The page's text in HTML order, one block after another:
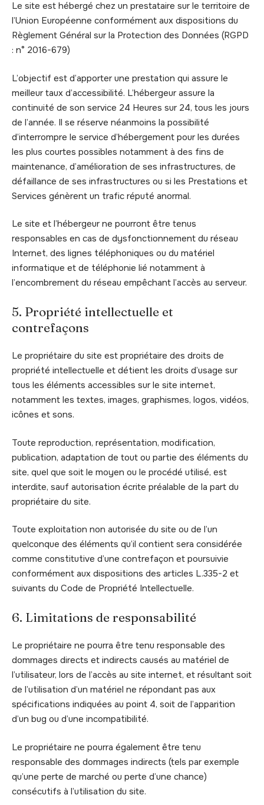
Le site est hébergé chez un prestataire sur le territoire de
l’Union Européenne conformément aux dispositions du
Règlement Général sur la Protection des Données (RGPD
: n° 2016-679)
L’objectif est d’apporter une prestation qui assure le
meilleur taux d’accessibilité. L’hébergeur assure la
continuité de son service 24 Heures sur 24, tous les jours
de l’année. Il se réserve néanmoins la possibilité
d’interrompre le service d’hébergement pour les durées
les plus courtes possibles notamment à des fins de
maintenance, d’amélioration de ses infrastructures, de
défaillance de ses infrastructures ou si les Prestations et
Services génèrent un trafic réputé anormal.
Le site et l’hébergeur ne pourront être tenus
responsables en cas de dysfonctionnement du réseau
Internet, des lignes téléphoniques ou du matériel
informatique et de téléphonie lié notamment à
l’encombrement du réseau empêchant l’accès au serveur.
5. Propriété intellectuelle et
contrefaçons
Le propriétaire du site est propriétaire des droits de
propriété intellectuelle et détient les droits d’usage sur
tous les éléments accessibles sur le site internet,
notamment les textes, images, graphismes, logos, vidéos,
icônes et sons.
Toute reproduction, représentation, modification,
publication, adaptation de tout ou partie des éléments du
site, quel que soit le moyen ou le procédé utilisé, est
interdite, sauf autorisation écrite préalable de la part du
propriétaire du site.
Toute exploitation non autorisée du site ou de l’un
quelconque des éléments qu’il contient sera considérée
comme constitutive d’une contrefaçon et poursuivie
conformément aux dispositions des articles L.335-2 et
suivants du Code de Propriété Intellectuelle.
6. Limitations de responsabilité
Le propriétaire ne pourra être tenu responsable des
dommages directs et indirects causés au matériel de
l’utilisateur, lors de l’accès au site internet, et résultant soit
de l’utilisation d’un matériel ne répondant pas aux
spécifications indiquées au point 4, soit de l’apparition
d’un bug ou d’une incompatibilité.
Le propriétaire ne pourra également être tenu
responsable des dommages indirects (tels par exemple
qu’une perte de marché ou perte d’une chance)
consécutifs à l’utilisation du site.